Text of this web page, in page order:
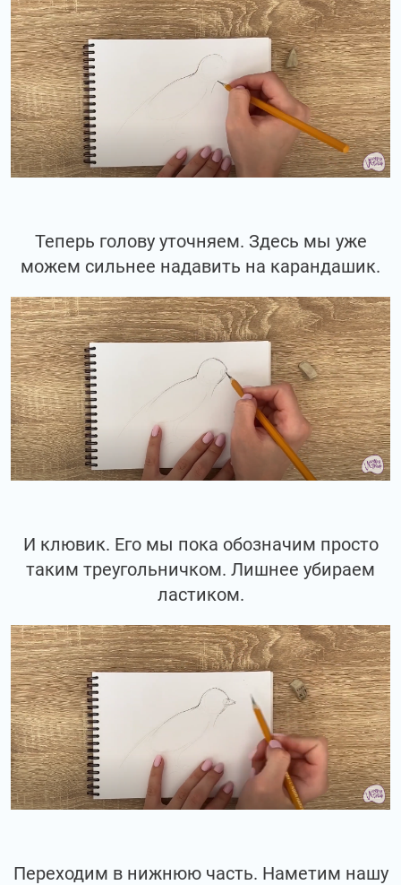
Теперь голову уточняем. Здесь мы уже
можем сильнее надавить на карандашик.
И клювик. Его мы пока обозначим просто
таким треугольничком. Лишнее убираем
ластиком.
Переходим в нижнюю часть. Наметим нашу